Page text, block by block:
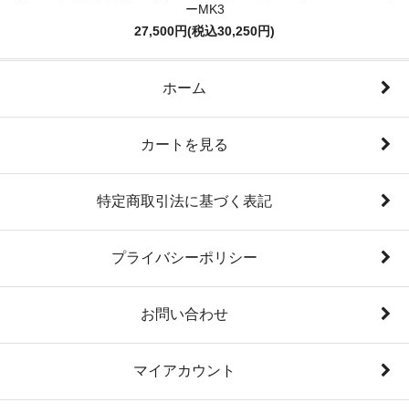
ーMK3
27,500円(税込30,250円)
ホーム
カートを見る
特定商取引法に基づく表記
プライバシーポリシー
お問い合わせ
マイアカウント